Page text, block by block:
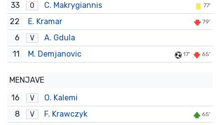
33
O C. Makrygiannis 77'
22 E. Kramar 79'
6 V
A. Gdula
11
M. Demjanovic 17' 65'
MENJAVE
16
V
O. Kalemi
8
V F. Krawczyk 65'